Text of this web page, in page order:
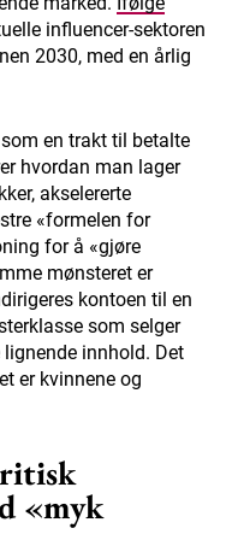
influencer-sektoren
2030, med en årlig
en trakt til betalte
hvordan man lager
akselererte
«formelen for
for å «gjøre
mønsteret er
kontoen til en
som selger
innhold. Det
er kvinnene og
«myk